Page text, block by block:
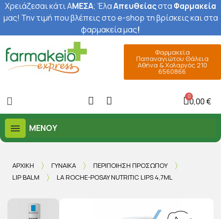
Χρειάζεσαι κάτι ΑΜΕΣΑ; ΈλαΑπευθείαςστα Φαρμακεία
μας! Την τιμή που βλέπεις στο e-shop τη βρίσκεις και στα
φαρμακεία μας!
Φαρμακεία
Παπαναγιώτου Θάλεια
Αθήνα & Χολαργός 210
6560866
0,00 €
ΜΕΝΟΎ
ΑΡΧΙΚΉ ΓΥΝΑΊΚΑ
ΠΕΡΙΠΟΊΗΣΗ ΠΡΟΣΏΠΟΥ
LIP BALM
LA ROCHE-POSAY NUTRITIC LIPS 4,7ML